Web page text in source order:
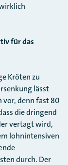
für das
Kröten zu
lässt
vor, denn fast 80
die dringend
vertagt wird,
lohnintensiven
durch. Der